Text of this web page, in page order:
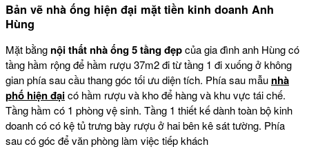
Bản vẽ nhà ống hiện đại mặt tiền kinh doanh Anh
Hùng
Mặt bằng nội thất nhà ống 5 tầng đẹpcủa gia đình anh Hùng có
tầng hầm rộng để hầm rượu 37m2 đi từ tầng 1 đi xuống ở không
gian phía sau cầu thang góc tối ưu diện tích. Phía sau mẫu nhà
phố hiện đạicó hầm rượu và kho để hàng và khu vực tái chế.
Tầng hầm có 1 phòng vệ sinh. Tầng 1 thiết kế dành toàn bộ kinh
doanh có có kệ tủ trưng bày rượu ở hai bên kê sát tường. Phía
sau có góc để văn phòng làm việc tiếp khách